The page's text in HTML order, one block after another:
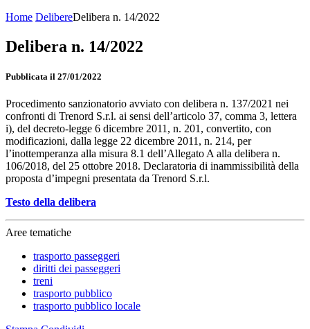
Home DelibereDelibera n. 14/2022
Delibera n. 14/2022
Pubblicata il 27/01/2022
Procedimento sanzionatorio avviato con delibera n. 137/2021 nei
confronti di Trenord S.r.l. ai sensi dell’articolo 37, comma 3, lettera
i), del decreto-legge 6 dicembre 2011, n. 201, convertito, con
modificazioni, dalla legge 22 dicembre 2011, n. 214, per
l’inottemperanza alla misura 8.1 dell’Allegato A alla delibera n.
106/2018, del 25 ottobre 2018. Declaratoria di inammissibilità della
proposta d’impegni presentata da Trenord S.r.l.
Testo della delibera
Aree tematiche
trasporto passeggeri
diritti dei passeggeri
treni
trasporto pubblico
trasporto pubblico locale